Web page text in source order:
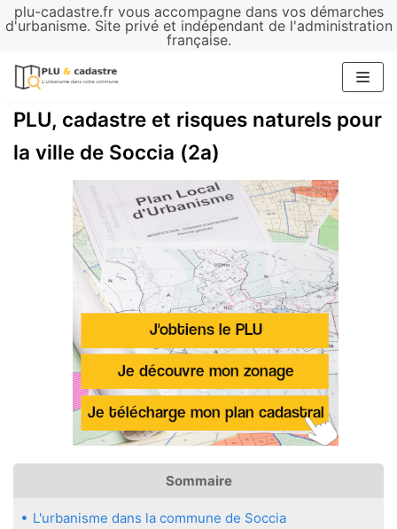
plu-cadastre.fr vous accompagne dans vos démarches
d'urbanisme. Site privé et indépendant de l'administration
française.
Aller
contenu
PLU, cadastre et risques naturels pour
la ville de Soccia (2a)
Sommaire
L'urbanisme dans la commune de Soccia